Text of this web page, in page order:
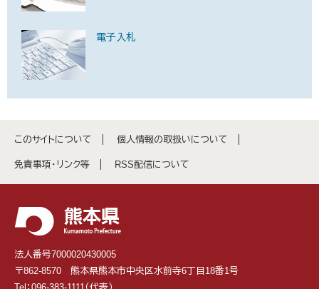
電子入札
このサイトについて 個人情報の取扱いについて
免責事項・リンク等 RSS配信について
法人番号7000020430005
〒862-8570 熊本県熊本市中央区水前寺6丁目18番1号